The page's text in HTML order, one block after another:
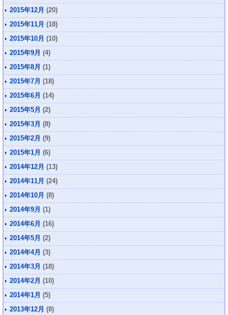
2015年12月 (20)
2015年11月 (18)
2015年10月 (10)
2015年9月 (4)
2015年8月 (1)
2015年7月 (18)
2015年6月 (14)
2015年5月 (2)
2015年3月 (8)
2015年2月 (9)
2015年1月 (6)
2014年12月 (13)
2014年11月 (24)
2014年10月 (8)
2014年9月 (1)
2014年6月 (16)
2014年5月 (2)
2014年4月 (3)
2014年3月 (18)
2014年2月 (10)
2014年1月 (5)
2013年12月 (8)